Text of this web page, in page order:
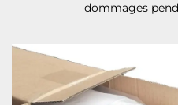
dommages